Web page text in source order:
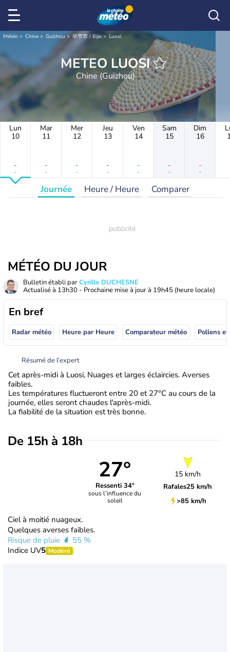
Météo Chine Guizhou 毕节市 / Bijie Luosi
METEO LUOSI
Chine (Guizhou)
Lun
10
-
-
Mar
11
-
-
Mer
12
-
-
Jeu
13
-
-
Ven
14
-
-
Sam
15
-
-
Dim
16
-
-
Journée Heure / Heure Comparer
MÉTÉO DU JOUR
Bulletin établi parCyrille DUCHESNE
Actualisé à 13h30 - Prochaine mise à jour à 19h45 (heure locale)
En bref
Radar météo Heure par Heure Comparateur météo Pollens
Résumé de l’expert
Cet après-midi à Luosi, Nuages et larges éclaircies. Averses
faibles.
Les températures fluctueront entre 20 et 27°C au cours de la
journée, elles seront chaudes l'après-midi.
La fiabilité de la situation est très bonne.
De 15h à 18h
27°
Ressenti 34°
sous l’influence du
soleil
15 km/h
Rafales25 km/h
>85 km/h
Ciel à moitié nuageux.
Quelques averses faibles.
Risque de pluie
55 %
Indice UV5 Modéré